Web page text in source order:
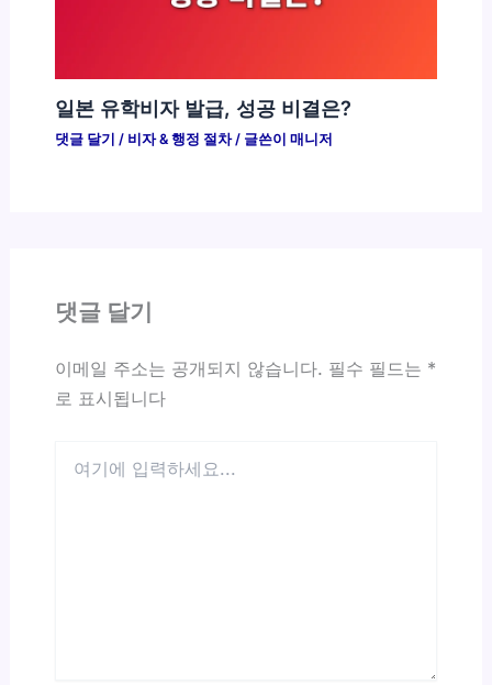
일본 유학비자 발급, 성공 비결은?
댓글 달기 / 비자 & 행정 절차/ 글쓴이 매니저
댓글 달기
이메일 주소는 공개되지 않습니다. 필수 필드는 *
로 표시됩니다